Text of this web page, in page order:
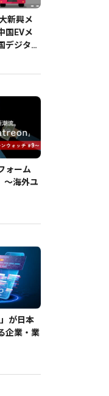
新興メ
国EVメ
デジタル
ォーム
〜海外ユ
が日本
企業・業